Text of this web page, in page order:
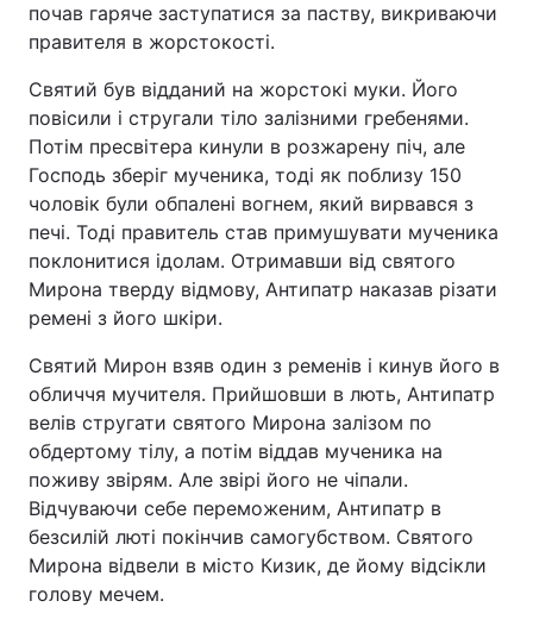
почав гаряче заступатися за паству, викриваючи
правителя в жорстокості.
Святий був відданий на жорстокі муки. Його
повісили і стругали тіло залізними гребенями.
Потім пресвітера кинули в розжарену піч, але
Господь зберіг мученика, тоді як поблизу 150
чоловік були обпалені вогнем, який вирвався з
печі. Тоді правитель став примушувати мученика
поклонитися ідолам. Отримавши від святого
Мирона тверду відмову, Антипатр наказав різати
ремені з його шкіри.
Святий Мирон взяв один з ременів і кинув його в
обличчя мучителя. Прийшовши в лють, Антипатр
велів стругати святого Мирона залізом по
обдертому тілу, а потім віддав мученика на
поживу звірям. Але звірі його не чіпали.
Відчуваючи себе переможеним, Антипатр в
безсилій люті покінчив самогубством. Святого
Мирона відвели в місто Кизик, де йому відсікли
голову мечем.